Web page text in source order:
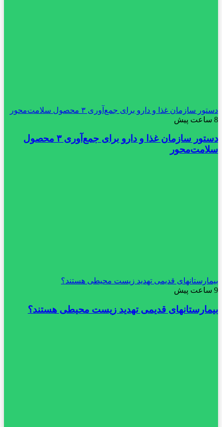
دستور سازمان غذا و دارو برای جمع‌آوری ۳ محصول سلامت‌محور
8 ساعت پیش
دستور سازمان غذا و دارو برای جمع‌آوری ۳ محصول
سلامت‌محور
بیمارستانهای قدیمی تهدید زیست محیطی هستند؟
9 ساعت پیش
بیمارستانهای قدیمی تهدید زیست محیطی هستند؟